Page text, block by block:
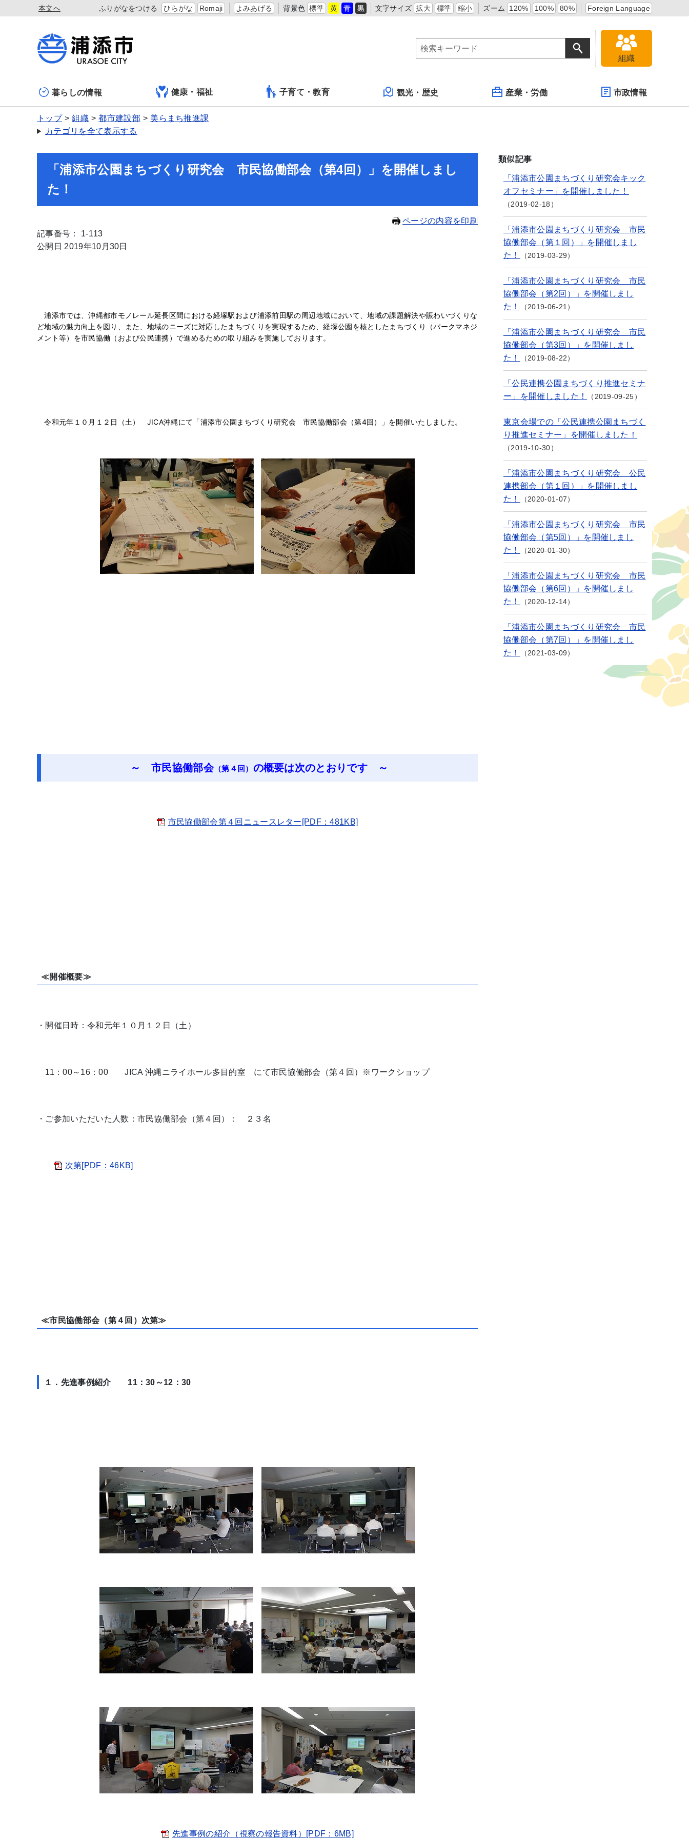
本文へ ふりがなをつける ひらがな Romaji よみあげる 背景色 標準 黄 青 黒 文字サイズ 拡大 標準 縮小 ズーム 120% 100% 80% Foreign Language
組織
暮らしの情報 健康・福祉 子育て・教育 観光・歴史 産業・労働 市政情報
トップ 組織 都市建設部
美らまち推進課
カテゴリを全て表示する
「浦添市公園まちづくり研究会 市民協働部会（第4回）」を開催しまし
た！
ページの内容を印刷
記事番号： 1-113
公開日 2019年10月30日
浦添市では、沖縄都市モノレール延長区間における経塚駅および浦添前田駅の周辺地域において、地域の課題解決や賑わいづくりな
ど地域の魅力向上を図り、また、地域のニーズに対応したまちづくりを実現するため、経塚公園を核としたまちづくり（パークマネジ
メント等）を市民協働（および公民連携）で進めるための取り組みを実施しております。
令和元年１０月１２日（土） JICA沖縄にて「浦添市公園まちづくり研究会 市民協働部会（第4回）」を開催いたしました。
～ 市民協働部会（第４回） の概要は次のとおりです ～
市民協働部会第４回ニュースレター[PDF：481KB]
≪開催概要≫
・開催日時：令和元年１０月１２日（土）
11：00～16：00 JICA 沖縄ニライホール多目的室 にて市民協働部会（第４回）※ワークショップ
・ご参加いただいた人数：市民協働部会（第４回）： ２３名
次第[PDF：46KB]
≪市民協働部会（第４回）次第≫
１．先進事例紹介 11：30～12：30
先進事例の紹介（視察の報告資料）[PDF：6MB]
類似記事
「浦添市公園まちづくり研究会キック
オフセミナー」を開催しました！
2019-02-18
「浦添市公園まちづくり研究会 市民
協働部会（第１回）」を開催しまし
た！
2019-03-29
「浦添市公園まちづくり研究会 市民
協働部会（第2回）」を開催しまし
た！
2019-06-21
「浦添市公園まちづくり研究会 市民
協働部会（第3回）」を開催しまし
た！
2019-08-22
「公民連携公園まちづくり推進セミナ
ー」を開催しました！
2019-09-25
東京会場での「公民連携公園まちづく
り推進セミナー」を開催しました！
2019-10-30
「浦添市公園まちづくり研究会 公民
連携部会（第１回）」を開催しまし
た！
2020-01-07
「浦添市公園まちづくり研究会 市民
協働部会（第5回）」を開催しまし
た！
2020-01-30
「浦添市公園まちづくり研究会 市民
協働部会（第6回）」を開催しまし
た！
2020-12-14
「浦添市公園まちづくり研究会 市民
協働部会（第7回）」を開催しまし
た！
2021-03-09